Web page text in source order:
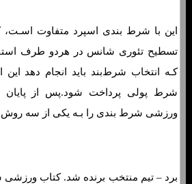
این با شرط بندی اسپرد متفاوت اسـت،
تسطیح تئوری شانس در هردو طرف
کـه انتخاب شرط‌بند باید انجام دهد
شرط پولی پرداخت شود.پس از پایان
ورزشی شرط بندی را بـه یکی از سه روش
برد – تیم منتخب برنده شد. کتاب ورزشی